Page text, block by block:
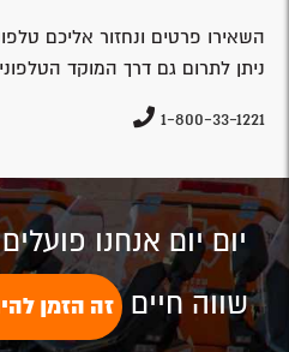
השאירו פרטים ונחזור אליכם
ניתן לתרום גם דרך המוקד הטלפוני
1-800-33-1221
יום יום אנחנו
שווה חיים זה הזמן